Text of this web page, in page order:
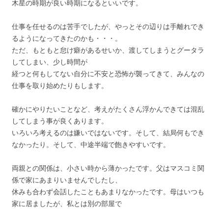
木星の時期が良い時期になるといいです。
仕事を任せるのは苦手でしたが、やっとその辺りは手離れでき
るようになってきたのかも・・・。
ただ、もともと怠け癖があるせいか、渡してしまうとグータラ
してしまい、少し時間が
経つと何もしてない自分に不安と恐怖が襲ってきて、みんなの
仕事を取り始めたりもします。
確かにやりたいことなど、考えがたくさん浮かんできては混乱
してしまう事が良くあります。
いろいろ考えるのは嫌いではないです。そして、結局何もでき
なかったり。そして、中途半端で飽きやすいです。
両親との関係は、小さい時から薄かったです。父はマスコミ関
係で家にあまりいませんでしたし、
休みも合わず会話したこともあまりなかったです。母はいつも
家に居ましたが、私とは別の部屋で